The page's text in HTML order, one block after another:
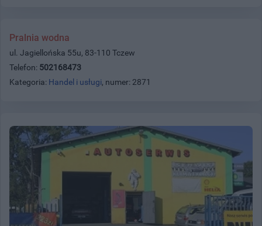
Pralnia wodna
ul. Jagiellońska 55u, 83-110 Tczew
Telefon: 502168473
Kategoria: Handel i usługi, numer: 2871